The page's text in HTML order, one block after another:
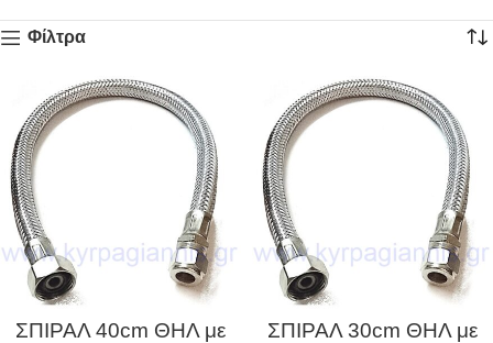
Φίλτρα
ΣΠΙΡΑΛ 40cm ΘΗΛ με
ΣΠΙΡΑΛ 30cm ΘΗΛ με